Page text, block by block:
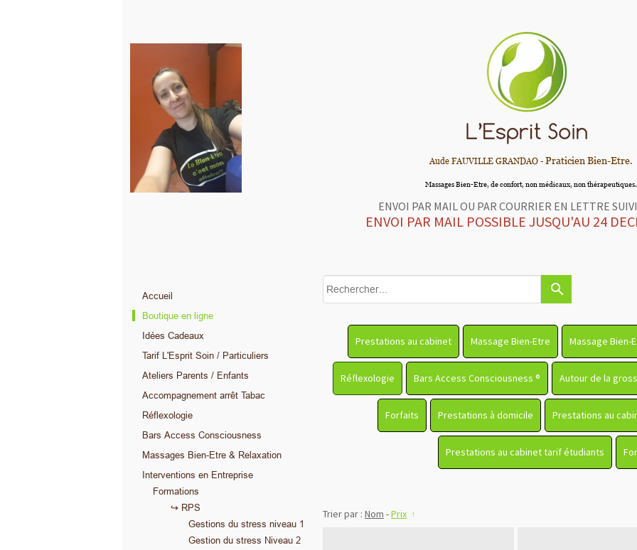
Aude FAUVILLE GRANDAO - Praticien Bien-Etre.
Massages Bien-Etre, de confort, non médicaux, non thérapeutiques.
Accueil
Boutique en ligne
Idées Cadeaux
Tarif L'Esprit Soin / Particuliers
Ateliers Parents / Enfants
Accompagnement arrêt Tabac
Réflexologie
Bars Access Consciousness
Massages Bien-Etre & Relaxation
Interventions en Entreprise
Formations
↪ RPS
Gestions du stress niveau 1
Gestion du stress Niveau 2
ENVOI PAR MAIL OU PAR COURRIER EN LETTRE
ENVOI PAR MAIL POSSIBLE JUSQU'AU 24
search
Prestations au cabinet Massage Bien-Etre Massage Bien-
Réflexologie Bars Access Consciousness ® Autour de la
Forfaits Prestations à domicile Prestations au
Prestations au cabinet tarif étudiants
Trier par : Nom -Prix